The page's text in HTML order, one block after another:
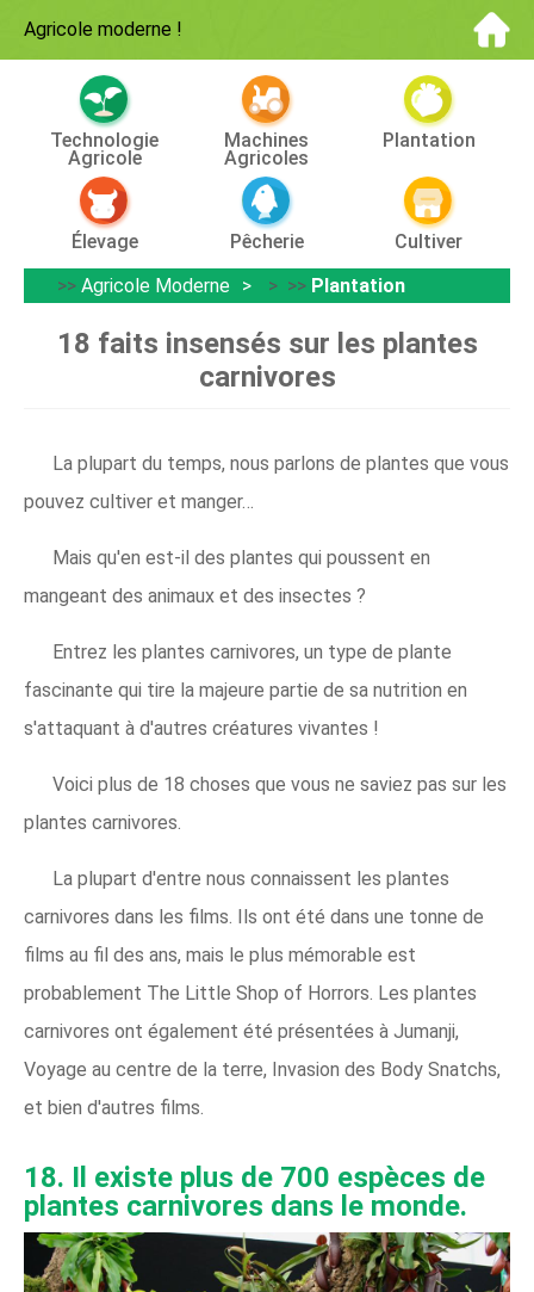
Agricole moderne !
Technologie
Agricole
Machines
Agricoles
Plantation
Élevage Pêcherie
Cultiver
>> Agricole Moderne > >> Plantation
18 faits insensés sur les plantes
carnivores
La plupart du temps, nous parlons de plantes que vous
pouvez cultiver et manger…
Mais qu'en est-il des plantes qui poussent en
mangeant des animaux et des insectes ?
Entrez les plantes carnivores, un type de plante
fascinante qui tire la majeure partie de sa nutrition en
s'attaquant à d'autres créatures vivantes !
Voici plus de 18 choses que vous ne saviez pas sur les
plantes carnivores.
La plupart d'entre nous connaissent les plantes
carnivores dans les films. Ils ont été dans une tonne de
films au fil des ans, mais le plus mémorable est
probablement The Little Shop of Horrors. Les plantes
carnivores ont également été présentées à Jumanji,
Voyage au centre de la terre, Invasion des Body Snatchs,
et bien d'autres films.
18. Il existe plus de 700 espèces de
plantes carnivores dans le monde.